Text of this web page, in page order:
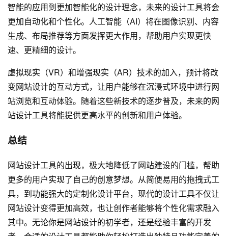
智能的应用到更加智能化的设计理念，未来的设计工具将会
更加自动化和个性化。人工智能（AI）将在图像识别、内容
生成、布局推荐等方面发挥更大作用，帮助用户实现更快
速、更精细的设计。
虚拟现实（VR）和增强现实（AR）技术的加入，预计将改
变网站设计的互动方式，让用户能够在沉浸式环境中进行网
站浏览和互动体验。随着这些新技术的逐步普及，未来的网
站设计工具将能提供更高水平的创新和用户体验。
总结
网站设计工具的出现，极大地降低了网站建设的门槛，帮助
更多的用户实现了自己的创意梦想。从简便易用的拖拽式工
具，到功能强大的定制化设计平台，现代的设计工具不仅让
网站设计变得更加高效，也让创作者能够将个性化需求融入
其中。无论你是网站设计的初学者，还是经验丰富的开发